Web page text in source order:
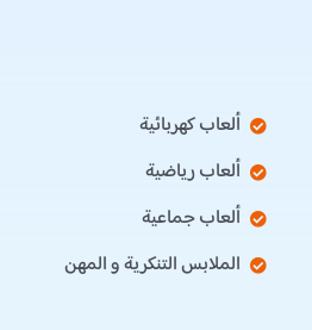
ألعاب كهربائية
ألعاب رياضية
ألعاب جماعية
الملابس التنكرية و المهن